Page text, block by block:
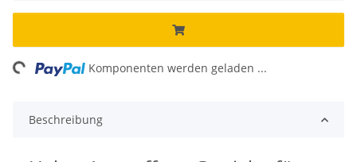
Komponenten werden geladen ...
Beschreibung